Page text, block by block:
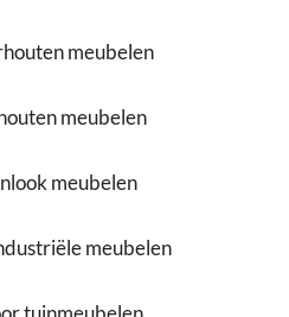
meubelen
meubelen
meubelen
meubelen